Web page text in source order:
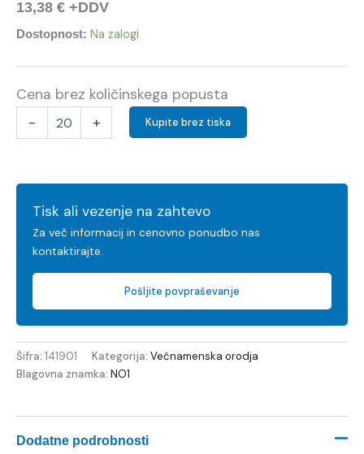
13,38 € +DDV
Dostopnost: Na zalogi
Cena brez količinskega popusta
- + Kupite brez tiska
Tisk ali vezenje na zahtevo
Za več informacij in cenovno ponudbo nas
kontaktirajte.
Pošljite povpraševanje
Šifra: 141901 Kategorija: Večnamenska orodja
Blagovna znamka: NO1
Dodatne podrobnosti